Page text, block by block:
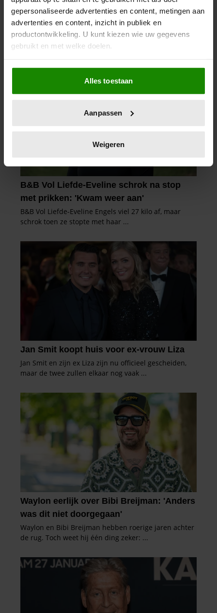
gepersonaliseerde advertenties en content, metingen aan
advertenties en content, inzicht in publiek en
productontwikkeling. U kunt kiezen wie uw gegevens
gebruikt en met welke doelen.
Als u het toestaat, willen we ook graag:
Informatie verzamelen over uw geografische
locatie, die tot een paar meter nauwkeurig kan zijn
scannen op specifieke eigenschappen (fingerprinting)
verwerkt en stel uw voorkeuren in het
intrekken in de Cookieverklaring.
We gebruiken cookies om content en advertenties te
personaliseren, om functies voor social media te bieden
en om ons websiteverkeer te analyseren. Ook delen we
informatie over uw gebruik van onze site met onze
partners kunnen deze gegevens combineren met andere
informatie die u aan ze heeft verstrekt of die ze hebben
verzameld op basis van uw gebruik van hun services. U
gaat akkoord met onze cookies als u onze website blijft
Alles toestaan
Aanpassen
Weigeren